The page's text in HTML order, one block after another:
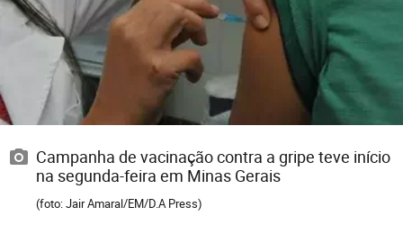
Campanha de vacinação contra a gripe teve início
na segunda-feira em Minas Gerais
(foto: Jair Amaral/EM/D.A Press)